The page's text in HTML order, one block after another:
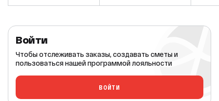
Войти
Чтобы отслеживать заказы, создавать сметы и
пользоваться нашей программой лояльности
ВОЙТИ